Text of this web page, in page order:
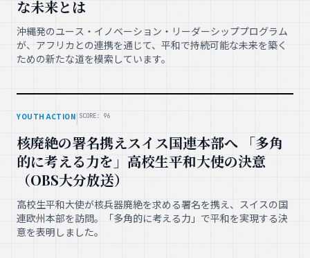
な未来とは
沖縄発のユース・イノベーション・リーダーシッププログラム
が、アフリカとの連携を通じて、平和で持続可能な未来を築く
ための新たな道を模索しています。
YOUTH ACTION| SCORE: 96
核廃絶の署名携えスイス国連本部へ 「多角
的に考える力を」高校生平和大使の決意
（OBS大分放送）
高校生平和大使が核兵器廃絶を求める署名を携え、スイスの国
連欧州本部を訪問。「多角的に考える力」で平和を実現する決
意を表明しました。